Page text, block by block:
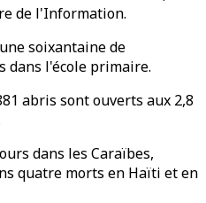
de l'Information.
soixantaine de
dans l'école primaire.
abris sont ouverts aux 2,8
dans les Caraïbes,
quatre morts en Haïti et en